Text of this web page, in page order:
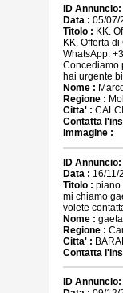
ID Annuncio:
Data : 05/07/
Titolo : KK.
KK. Offerta
WhatsApp:
Concediamo
hai urgente
Nome :
Regione :
Citta' :
Contatta
Immagine :
ID Annuncio:
Data : 16/11/
Titolo : piano
mi chiamo
volete
Nome :
Regione :
Citta' :
Contatta
ID Annuncio: